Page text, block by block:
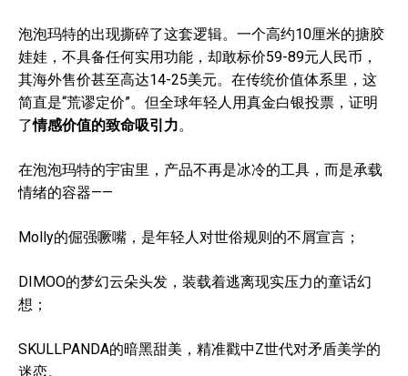
泡泡玛特的出现撕碎了这套逻辑。一个高约10厘米的搪胶
娃娃，不具备任何实用功能，却敢标价59-89元人民币，
其海外售价甚至高达14-25美元。在传统价值体系里，这
简直是“荒谬定价”。但全球年轻人用真金白银投票，证明
了情感价值的致命吸引力。
在泡泡玛特的宇宙里，产品不再是冰冷的工具，而是承载
情绪的容器——
Molly的倔强噘嘴，是年轻人对世俗规则的不屑宣言；
DIMOO的梦幻云朵头发，装载着逃离现实压力的童话幻
想；
SKULLPANDA的暗黑甜美，精准戳中Z世代对矛盾美学的
迷恋。